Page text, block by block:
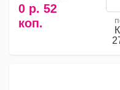
0 р. 52
коп.